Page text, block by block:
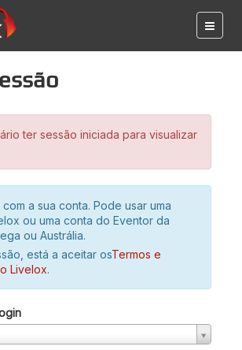
ter sessão iniciada para visualizar
a sua conta. Pode usar uma
ou uma conta do Eventor da
ou Austrália.
está a aceitar osTermos e
Livelox.